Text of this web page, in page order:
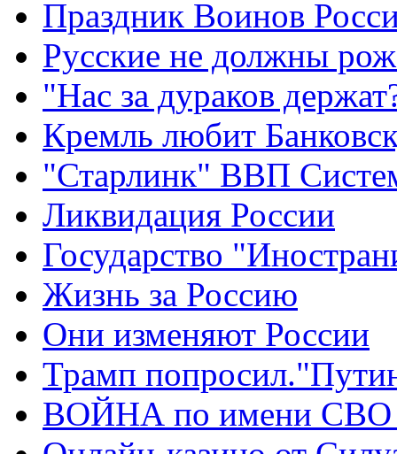
Праздник Воинов
Русские не должны
"Нас за дураков
Кремль любит
"Старлинк" ВВП
Ликвидация России
Государство
Жизнь за Россию
Они изменяют России
Трамп
ВОЙНА по имени СВО